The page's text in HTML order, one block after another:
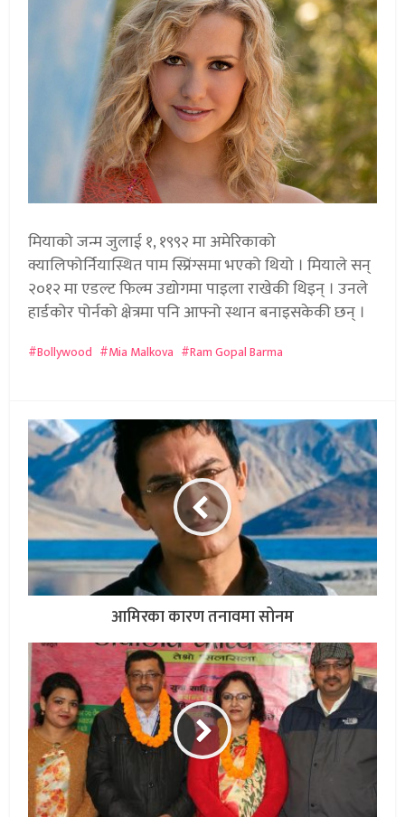
मियाको जन्म जुलाई १, १९९२ मा अमेरिकाको
क्यालिफोर्नियास्थित पाम स्प्रिंग्समा भएको थियो । मियाले सन्
२०१२ मा एडल्ट फिल्म उद्योगमा पाइला राखेकी थिइन् । उनले
हार्डकोर पोर्नको क्षेत्रमा पनि आफ्नो स्थान बनाइसकेकी छन् ।
Bollywood Mia Malkova Ram Gopal Barma
आमिरका कारण तनावमा सोनम